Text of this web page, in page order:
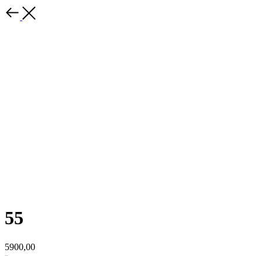
55
5900,00